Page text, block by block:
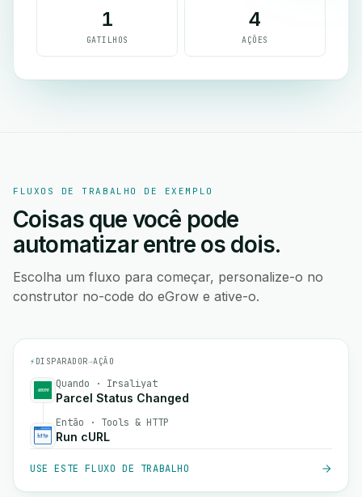
1
GATILHOS
4
AÇÕES
FLUXOS DE TRABALHO DE EXEMPLO
Coisas que você pode
automatizar entre os dois.
Escolha um fluxo para começar, personalize-o no
construtor no-code do eGrow e ative-o.
⚡ DISPARADOR→AÇÃO
Quando · Irsaliyat
Parcel Status Changed
Então · Tools & HTTP
Run cURL
USE ESTE FLUXO DE TRABALHO